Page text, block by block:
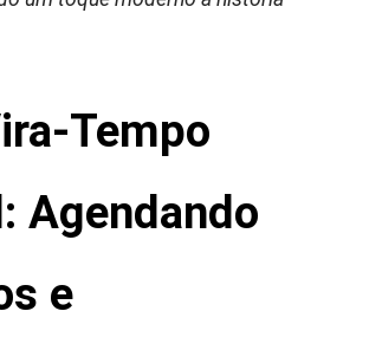
Tempo
Agendando
e